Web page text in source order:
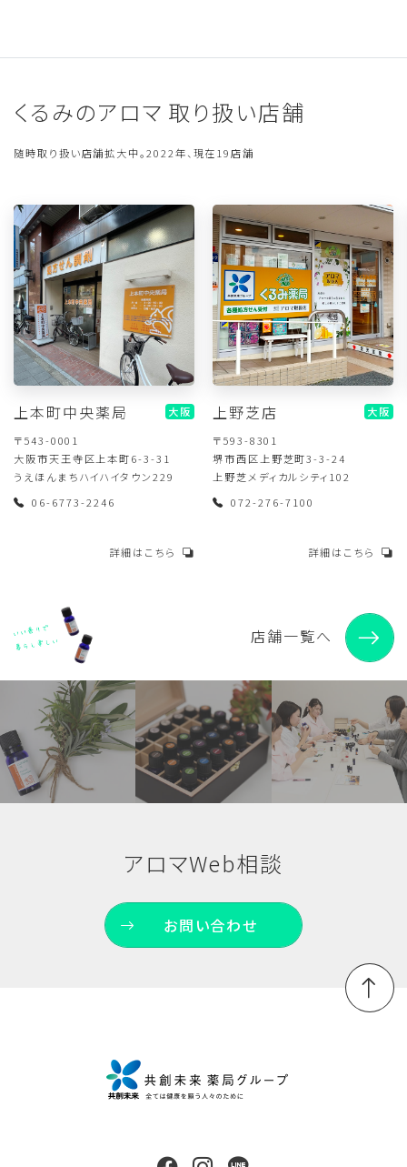
くるみのアロマ 取り扱い店舗
随時取り扱い店舗拡大中。2022年、現在19店舗
上本町中央薬局
大阪
〒543-0001
大阪市天王寺区上本町6-3-31
うえほんまちハイハイタウン229
06-6773-2246
詳細はこちら
上野芝店
大阪
〒593-8301
堺市西区上野芝町3-3-24
上野芝メディカルシティ102
072-276-7100
詳細はこちら
店舗一覧へ
アロマWeb相談
お問い合わせ